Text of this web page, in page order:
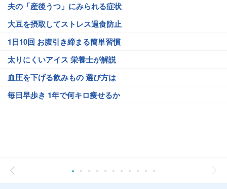
夫の「産後うつ」にみられる症状
大豆を摂取してストレス過食防止
1日10回 お腹引き締まる簡単習慣
太りにくいアイス 栄養士が解説
血圧を下げる飲みもの 選び方は
毎日早歩き 1年で何キロ痩せるか